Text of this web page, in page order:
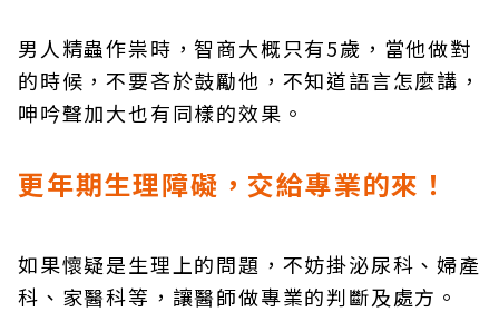
男人精蟲作祟時，智商大概只有5歲，當他做對
的時候，不要吝於鼓勵他，不知道語言怎麼講，
呻吟聲加大也有同樣的效果。
更年期生理障礙，交給專業的來！
如果懷疑是生理上的問題，不妨掛泌尿科、婦產
科、家醫科等，讓醫師做專業的判斷及處方。